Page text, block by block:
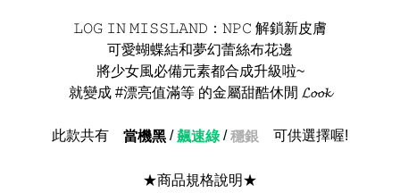
𝙻𝙾𝙶 𝙸𝙽 𝙼𝙸𝚂𝚂𝙻𝙰𝙽𝙳：𝙽𝙿𝙲 解鎖新皮膚
可愛蝴蝶結和夢幻蕾絲布花邊
將少女風必備元素都合成升級啦~
就變成 #漂亮值滿等 的金屬甜酷休閒 𝓛𝓸𝓸𝓴
此款共有 當機黑 /飆速綠/穩銀 可供選擇喔!
★商品規格說明★